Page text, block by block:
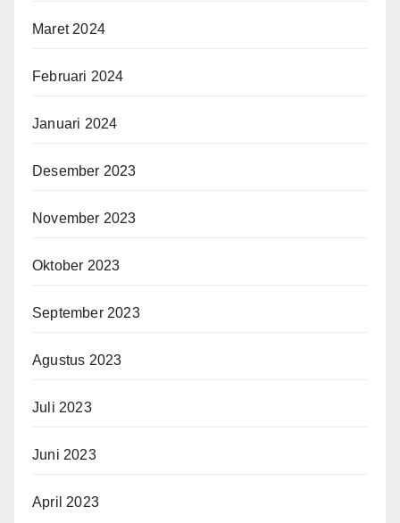
Maret 2024
Februari 2024
Januari 2024
Desember 2023
November 2023
Oktober 2023
September 2023
Agustus 2023
Juli 2023
Juni 2023
April 2023